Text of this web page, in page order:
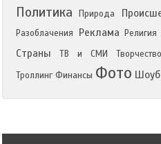
Политика Природа
Разоблачения
Реклама Религия
Страны
ТВ и СМИ Творчество
Троллинг Финансы Фото